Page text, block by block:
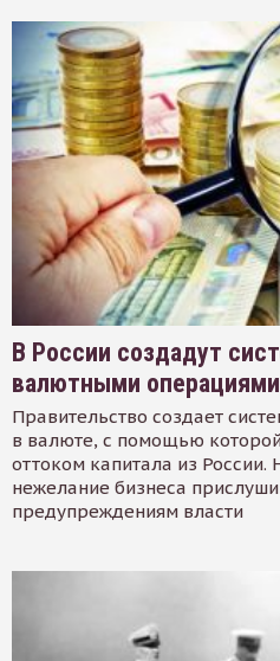
В России создадут
валютными операциями
Правительство создает
в валюте, с помощью
оттоком капитала из России.
нежелание бизнеса
предупреждениям власти